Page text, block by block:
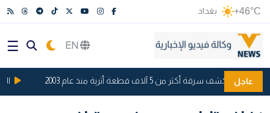
+46°C بغداد
عاجل
سرقة أكثر من 5 آلاف قطعة أثرية منذ عام 2003 المرور العامة تعزز 50